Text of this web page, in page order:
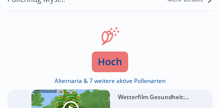
Hoch
Alternaria & 7 weitere aktive Pollenarten
Wetterfilm Gesundheit:...